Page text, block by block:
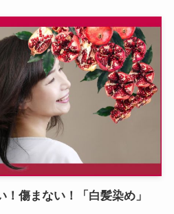
傷まない！「白髪染め」